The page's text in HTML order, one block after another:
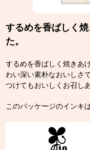
するめを香ばしく
た。
するめを香ばしく焼きあ
わい深い素朴なおいしさ
つけてもおいしくお召し
このパッケージのインキ